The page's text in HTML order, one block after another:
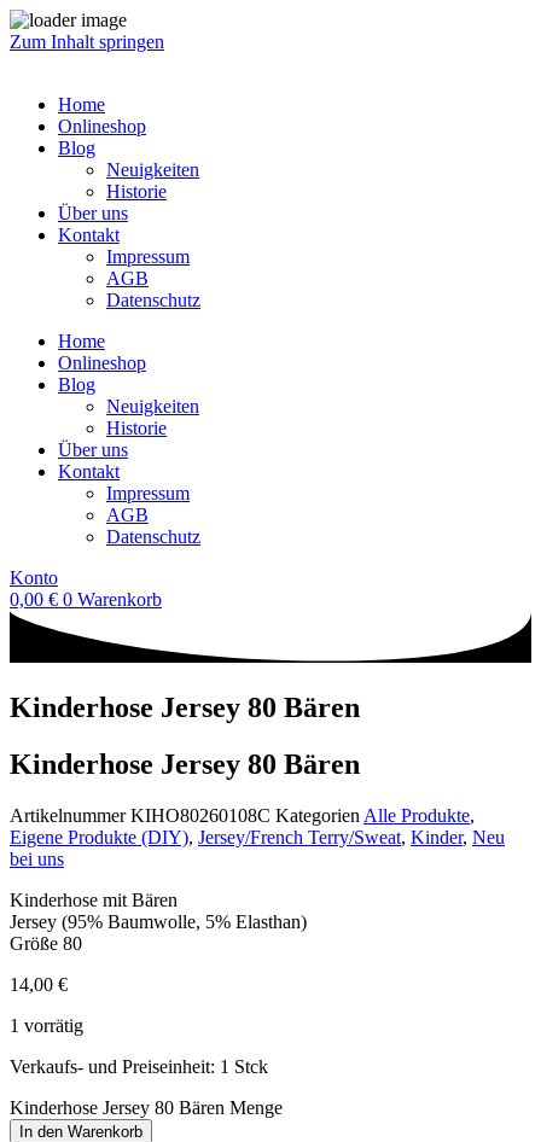
Zum Inhalt springen
Home
Onlineshop
Blog
Neuigkeiten
Historie
Über uns
Kontakt
Impressum
AGB
Datenschutz
Home
Onlineshop
Blog
Neuigkeiten
Historie
Über uns
Kontakt
Impressum
AGB
Datenschutz
Konto
0,00 € 0 Warenkorb
Kinderhose Jersey 80 Bären
Kinderhose Jersey 80 Bären
ArtikelnummerKIHO80260108C Kategorien Alle Produkte,
Eigene Produkte (DIY), Jersey/French Terry/Sweat, Kinder, Neu
bei uns
Kinderhose mit Bären
Jersey (95% Baumwolle, 5% Elasthan)
Größe 80
14,00 €
1 vorrätig
Verkaufs- und Preiseinheit: 1 Stck
Kinderhose Jersey 80 Bären Menge
In den Warenkorb